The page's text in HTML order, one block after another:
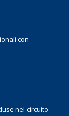
con
nel circuito